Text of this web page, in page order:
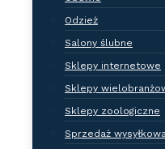
Odzież
Salony ślubne
Sklepy internetowe
Sklepy
Sklepy zoologiczne
Sprzedaż
Biznes i finanse